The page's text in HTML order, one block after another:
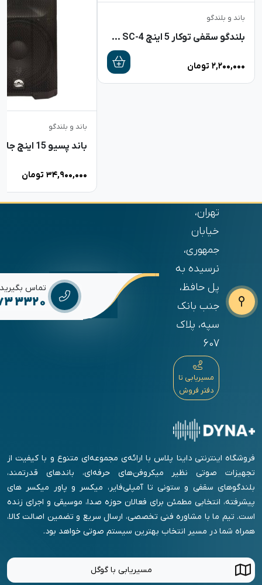
باند و بلندگو
بلندگو سقفی توکار 5 اینچ DYNA+ SC-4
۲,۲۰۰,۰۰۰ تومان
باند و بلندگو
باند پسیو 15 اینچ جاسکو 2005
۳۴,۹۰۰,۰۰۰ تومان
تهران،
خیابان
جمهوری،
نرسیده به
پل حافظ،
جنب بانک
سپه، پلاک
607
مسیریابی تا
دفتر فروش
تماس بگیرید
3320
فروشگاه اینترنتی داینا پلاس با ارائه‌ی مجموعه‌ای متنوع و با کیفیت از
تجهیزات صوتی نظیر میکروفن‌های حرفه‌ای، باندهای قدرتمند،
بلندگوهای سقفی و ستونی تا آمپلی‌فایر، میکسر و پاور میکسر های
پیشرفته، انتخابی مطمئن برای فعالان حوزه صدا، موسیقی و اجرای زنده
است. تیم ما با مشاوره فنی تخصصی، ارسال سریع و تضمین اصالت کالا،
همراه شما در مسیر انتخاب بهترین سیستم صوتی خواهد بود.
مسیریابی با گوگل